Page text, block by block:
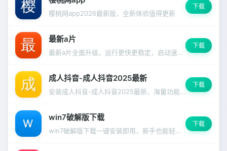
樱桃网app2026最新版，全新体验值得更新
下载
最新a片
最新a片全面升级，运行更快更稳定，启动速度明显提升。
下载
成人抖音-成人抖音2025最新
安装成人抖音-成人抖音2025最新，海量功能一键解锁，支持深色模式和多语言切换。
下载
win7破解版下载
win7破解版下载一键安装即用，新手也能轻松上手
下载